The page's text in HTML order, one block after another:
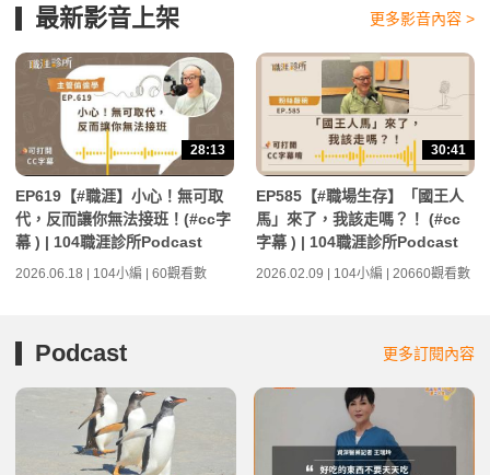
最新影音上架 更多影音內容 >
28:13
EP619【#職涯】小心！無可取
代，反而讓你無法接班！(#cc字
幕 ) | 104職涯診所Podcast
2026.06.18 | 104小編 | 60觀看數
30:41
EP585【#職場生存】「國王人
馬」來了，我該走嗎？！ (#cc
字幕 ) | 104職涯診所Podcast
2026.02.09 | 104小編 | 20660觀看數
Podcast 更多訂閱內容